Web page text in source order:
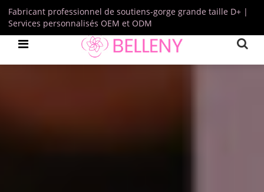
Fabricant professionnel de soutiens-gorge grande taille D+ |
Services personnalisés OEM et ODM